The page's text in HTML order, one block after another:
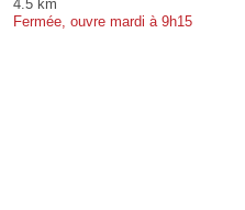
4.5 km
Fermée, ouvre mardi à 9h15